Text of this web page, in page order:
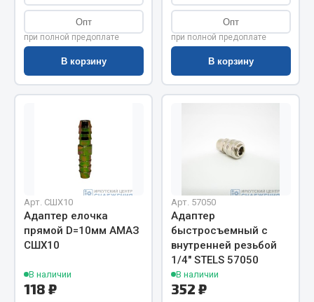
Весь раздел
Автомобильная электрика
Блоки реле и предохранителей
Вилки нагрузочные
Выключатели и переключатели клавишные
Выключатели кнопочные
Выключатель массы
Изолента
Весь раздел
Опт
при полной предоплате
В корзину
Опт
при полной предоплате
В корзину
Арт. СШХ10
Адаптер елочка
прямой D=10мм АМАЗ
СШХ10
В наличии
118 ₽
Арт. 57050
Адаптер
быстросъемный с
внутренней резьбой
1/4" STELS 57050
В наличии
352 ₽